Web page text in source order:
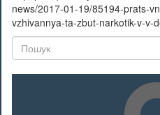
news/2017-01-19/85194-prats-
vzhivannya-ta-zbut-narkotik-v-v-